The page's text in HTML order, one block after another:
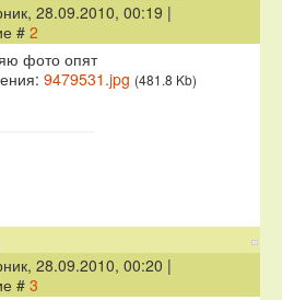
28.09.2010, 00:19 |
#2
фото опят
9479531.jpg (481.8 Kb)
28.09.2010, 00:20 |
#3